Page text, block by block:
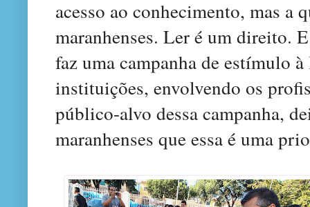
acesso ao conhecimento, mas a
maranhenses. Ler é um direito.
faz uma campanha de estímulo
instituições, envolvendo os
público-alvo dessa campanha,
maranhenses que essa é uma